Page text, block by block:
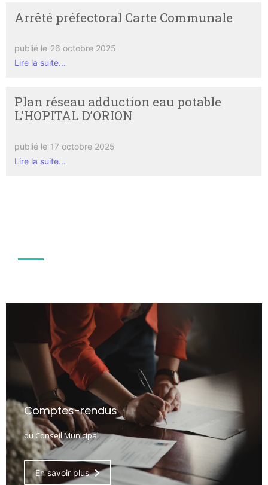
Arrêté préfectoral Carte Communale
publié le 26 octobre 2025
Lire la suite...
Plan réseau adduction eau potable
L’HOPITAL D’ORION
publié le 17 octobre 2025
Lire la suite...
Comptes-rendus
du Conseil Municipal
En savoir plus